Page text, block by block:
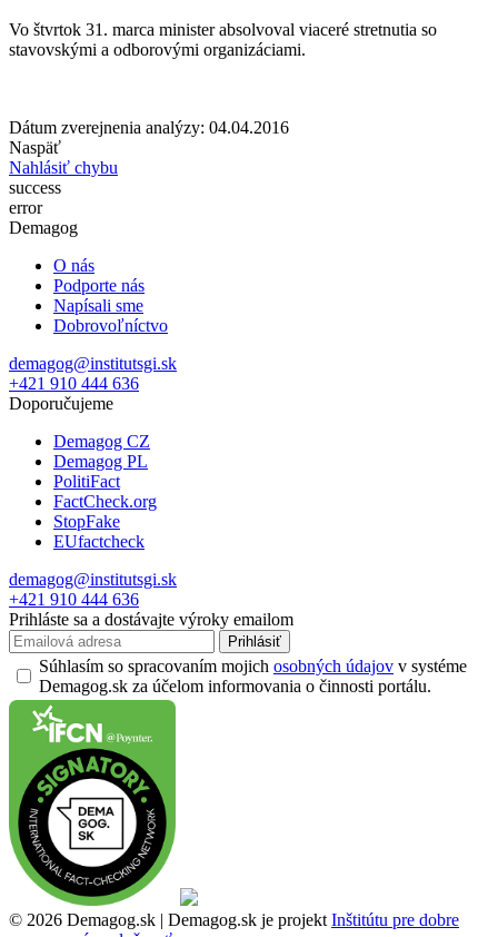
Vo štvrtok 31. marca minister absolvoval viaceré stretnutia so
stavovskými a odborovými organizáciami.
Dátum zverejnenia analýzy: 04.04.2016
Naspäť
Nahlásiť chybu
success
error
Demagog
O nás
Podporte nás
Napísali sme
Dobrovoľníctvo
demagog@institutsgi.sk
+421 910 444 636
Doporučujeme
Demagog CZ
Demagog PL
PolitiFact
FactCheck.org
StopFake
EUfactcheck
demagog@institutsgi.sk
+421 910 444 636
Prihláste sa a dostávajte výroky emailom
Prihlásiť
Súhlasím so spracovaním mojich osobných údajov v systéme
Demagog.sk za účelom informovania o činnosti portálu.
© 2026 Demagog.sk | Demagog.sk je projekt Inštitútu pre dobre